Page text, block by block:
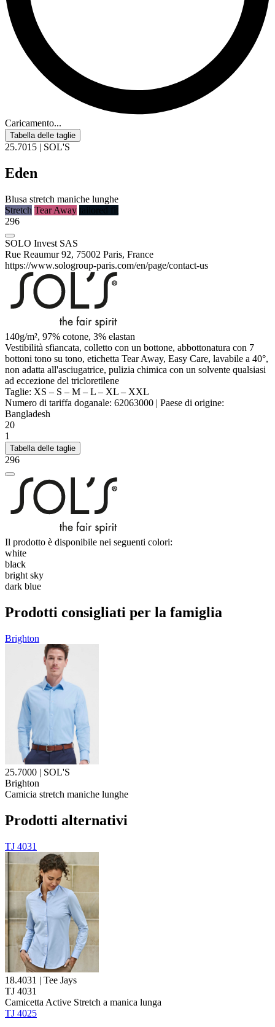
Caricamento...
Tabella delle taglie
25.7015 | SOL'S
Eden
Blusa stretch maniche lunghe
Stretch Tear Away tailored fit
296
SOLO Invest SAS
Rue Reaumur 92, 75002 Paris, France
https://www.sologroup-paris.com/en/page/contact-us
140g/m², 97% cotone, 3% elastan
Vestibilità sfiancata, colletto con un bottone, abbottonatura con 7
bottoni tono su tono, etichetta Tear Away, Easy Care, lavabile a 40°,
non adatta all'asciugatrice, pulizia chimica con un solvente qualsiasi
ad eccezione del tricloretilene
Taglie: XS – S – M – L – XL – XXL
Numero di tariffa doganale: 62063000 | Paese di origine:
Bangladesh
20
1
Tabella delle taglie
296
Il prodotto è disponibile nei seguenti colori:
white
black
bright sky
dark blue
Prodotti consigliati per la famiglia
Brighton
25.7000 | SOL'S
Brighton
Camicia stretch maniche lunghe
Prodotti alternativi
TJ 4031
18.4031 | Tee Jays
TJ 4031
Camicetta Active Stretch a manica lunga
TJ 4025